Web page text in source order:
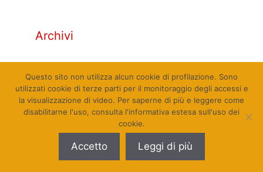
Archivi
© Qualcosa di Sinistra 2010 - 2026. Tutti i diritti
riservati. Sito web realizzato da Pierpaolo Farina
Questo sito non utilizza alcun cookie di profilazione. Sono
utilizzati cookie di terze parti per il monitoraggio degli accessi e
la visualizzazione di video. Per saperne di più e leggere come
disabilitarne l'uso, consulta l'informativa estesa sull'uso dei
cookie.
Accetto Leggi di più